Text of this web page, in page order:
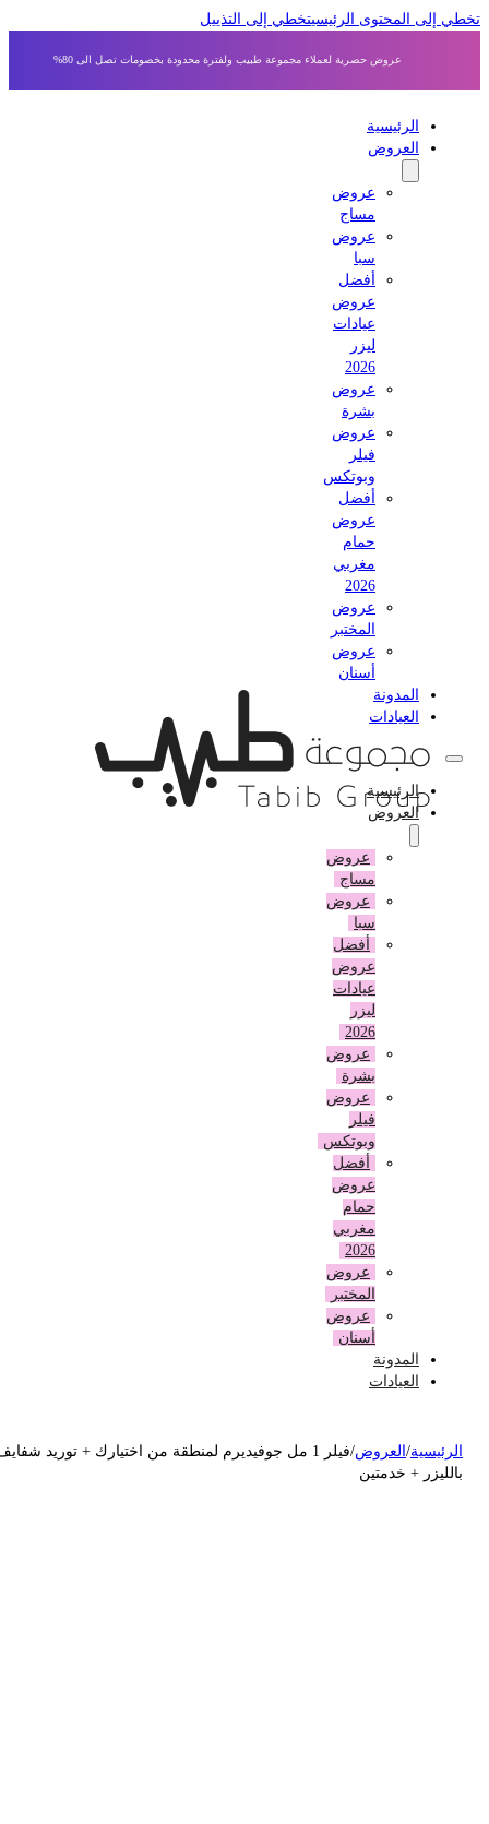
إلى المحتوى الرئيسي تخطي إلى التذييل
عروض حصرية لعملاء مجموعة طبيب ولفترة محدودة بخصومات تصل الى 80%
الرئيسية
العروض
عروض
مساج
عروض
أفضل
عروض
عيادات
عروض
بشرة
عروض
وبوتكس
أفضل
عروض
حمام
مغربي
عروض
المختبر
عروض
أسنان
المدونة
العيادات
الرئيسية
العروض
عروض
مساج
عروض
أفضل
عروض
عيادات
عروض
بشرة
عروض
وبوتكس
أفضل
عروض
حمام
مغربي
عروض
المختبر
عروض
أسنان
المدونة
العيادات
/العروض
فيلر 1 مل جوفيديرم لمنطقة من اختيارك + توريد شفايف
+ خدمتين